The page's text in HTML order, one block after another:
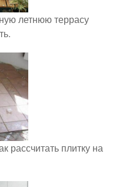
летнюю террасу
рассчитать плитку на